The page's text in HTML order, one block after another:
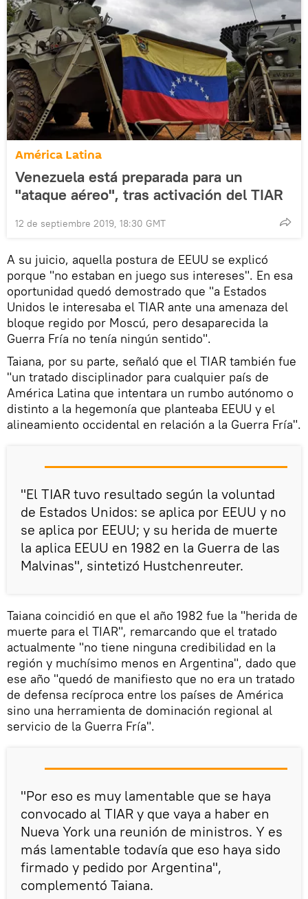
América Latina
Venezuela está preparada para un
"ataque aéreo", tras activación del TIAR
12 de septiembre 2019, 18:30 GMT
A su juicio, aquella postura de EEUU se explicó
porque "no estaban en juego sus intereses". En esa
oportunidad quedó demostrado que "a Estados
Unidos le interesaba el TIAR ante una amenaza del
bloque regido por Moscú, pero desaparecida la
Guerra Fría no tenía ningún sentido".
Taiana, por su parte, señaló que el TIAR también fue
"un tratado disciplinador para cualquier país de
América Latina que intentara un rumbo autónomo o
distinto a la hegemonía que planteaba EEUU y el
alineamiento occidental en relación a la Guerra Fría".
"El TIAR tuvo resultado según la voluntad
de Estados Unidos: se aplica por EEUU y no
se aplica por EEUU; y su herida de muerte
la aplica EEUU en 1982 en la Guerra de las
Malvinas", sintetizó Hustchenreuter.
Taiana coincidió en que el año 1982 fue la "herida de
muerte para el TIAR", remarcando que el tratado
actualmente "no tiene ninguna credibilidad en la
región y muchísimo menos en Argentina", dado que
ese año "quedó de manifiesto que no era un tratado
de defensa recíproca entre los países de América
sino una herramienta de dominación regional al
servicio de la Guerra Fría".
"Por eso es muy lamentable que se haya
convocado al TIAR y que vaya a haber en
Nueva York una reunión de ministros. Y es
más lamentable todavía que eso haya sido
firmado y pedido por Argentina",
complementó Taiana.